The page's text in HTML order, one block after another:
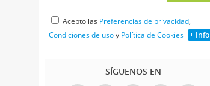
Acepto las Preferencias de privacidad,
Condiciones de usoy Política de Cookies + Info
SÍGUENOS EN